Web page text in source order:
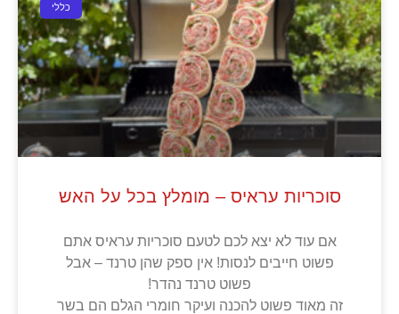
כללי
סוכריות עראיס – מומלץ בכל על האש
אם עוד לא יצא לכם לטעם סוכריות עראיס אתם
פשוט חייבים לנסות! אין ספק שהן טרנד – אבל
פשוט טרנד נהדר!
זה מאוד פשוט להכנה ועיקר חומרי הגלם הם בשר